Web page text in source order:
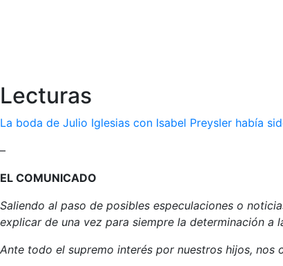
Lecturas
La boda de Julio Iglesias con Isabel Preysler había
–
EL COMUNICADO
Saliendo al paso de posibles especulaciones o
explicar de una vez para siempre la determinación a
Ante todo el supremo interés por nuestros hijos, nos